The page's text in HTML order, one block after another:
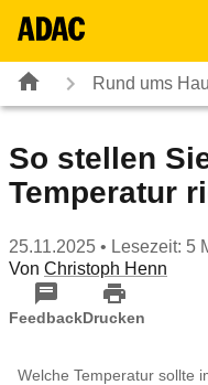
Rund ums
So stellen
Temperatur
25.11.2025 • Lesezeit: 5
Von Christoph Henn
FeedbackDrucken
Welche Temperatur sollte